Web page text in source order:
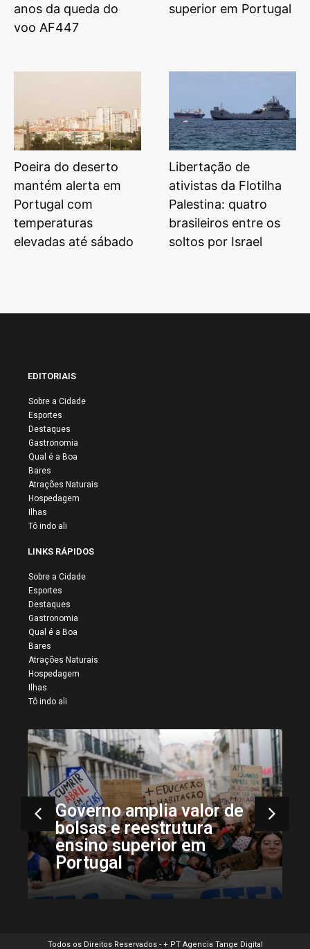
anos da queda do
voo AF447
superior em Portugal
Poeira do deserto
mantém alerta em
Portugal com
temperaturas
elevadas até sábado
Libertação de
ativistas da Flotilha
Palestina: quatro
brasileiros entre os
soltos por Israel
EDITORIAIS
Sobre a Cidade
Esportes
Destaques
Gastronomia
Qual é a Boa
Bares
Atrações Naturais
Hospedagem
Ilhas
Tô indo ali
LINKS RÁPIDOS
Sobre a Cidade
Esportes
Destaques
Gastronomia
Qual é a Boa
Bares
Atrações Naturais
Hospedagem
Ilhas
Tô indo ali
Governo amplia valor de
bolsas e reestrutura
ensino superior em
Portugal
Todos os Direitos Reservados - + PT Agencia Tange Digital